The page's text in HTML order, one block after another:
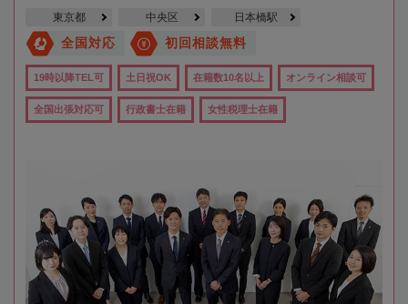
東京都 中央区 日本橋駅
全国対応 初回相談無料
19時以降TEL可 土日祝OK 在籍数10名以上 オンライン相談可
全国出張対応可 行政書士在籍 女性税理士在籍